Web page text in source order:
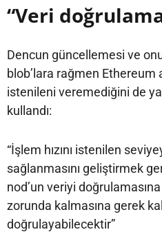
“Veri
Dencun güncellemesi ve
blob’lara rağmen Ethereum
istenileni veremediğini de
kullandı:
“İşlem hızını istenilen
sağlanmasını geliştirmek
nod’un veriyi
zorunda kalmasına gerek
doğrulayabilecektir”